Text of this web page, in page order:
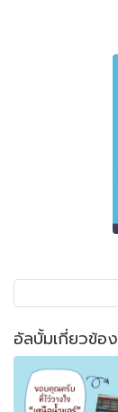
อัลบั้มเกี่ยวข้อง